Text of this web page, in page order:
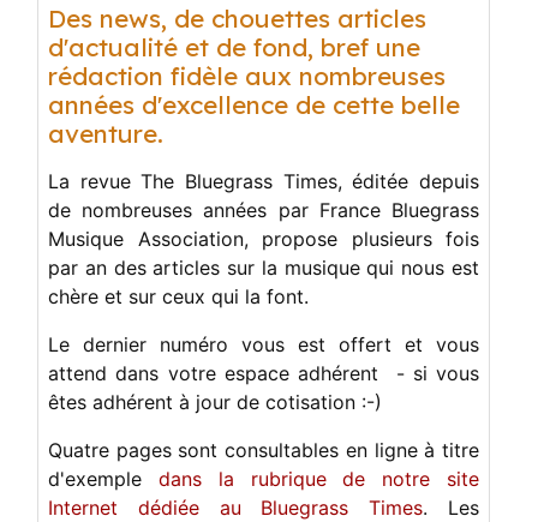
Des news, de chouettes articles
d'actualité et de fond, bref une
rédaction fidèle aux nombreuses
années d'excellence de cette belle
aventure.
La revue The Bluegrass Times, éditée depuis
de nombreuses années par France Bluegrass
Musique Association, propose plusieurs fois
par an des articles sur la musique qui nous est
chère et sur ceux qui la font.
Le dernier numéro vous est offert et vous
attend dans votre espace adhérent - si vous
êtes adhérent à jour de cotisation :-)
Quatre pages sont consultables en ligne à titre
d'exemple dans la rubrique de notre site
Internet dédiée au Bluegrass Times. Les